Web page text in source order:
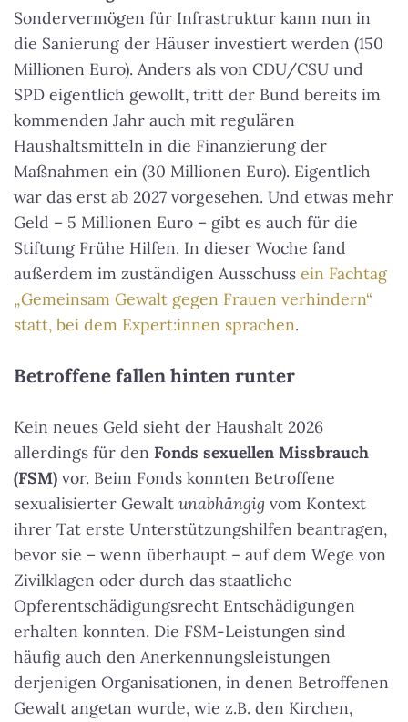
Sondervermögen für Infrastruktur kann nun in
die Sanierung der Häuser investiert werden (150
Millionen Euro). Anders als von CDU/CSU und
SPD eigentlich gewollt, tritt der Bund bereits im
kommenden Jahr auch mit regulären
Haushaltsmitteln in die Finanzierung der
Maßnahmen ein (30 Millionen Euro). Eigentlich
war das erst ab 2027 vorgesehen. Und etwas mehr
Geld – 5 Millionen Euro – gibt es auch für die
Stiftung Frühe Hilfen. In dieser Woche fand
außerdem im zuständigen Ausschuss ein Fachtag
„Gemeinsam Gewalt gegen Frauen verhindern“
statt, bei dem Expert:innen sprachen.
Betroffene fallen hinten runter
Kein neues Geld sieht der Haushalt 2026
allerdings für den Fonds sexuellen Missbrauch
(FSM) vor. Beim Fonds konnten Betroffene
sexualisierter Gewalt unabhängig vom Kontext
ihrer Tat erste Unterstützungshilfen beantragen,
bevor sie – wenn überhaupt – auf dem Wege von
Zivilklagen oder durch das staatliche
Opferentschädigungsrecht Entschädigungen
erhalten konnten. Die FSM-Leistungen sind
häufig auch den Anerkennungsleistungen
derjenigen Organisationen, in denen Betroffenen
Gewalt angetan wurde, wie z.B. den Kirchen,